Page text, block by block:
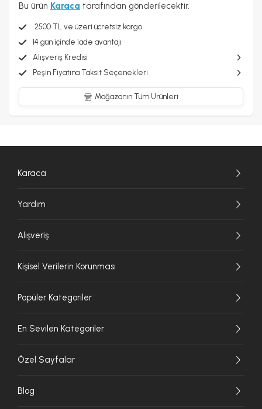
Bu ürün Karaca tarafından gönderilecektir.
2500 TL ve üzeri ücretsiz kargo
14 gün içinde iade avantajı
Alışveriş Kredisi
Peşin Fiyatına Taksit Seçenekleri
Mağazanın Tüm Ürünleri
Karaca
Yardım
Alışveriş
Kişisel Verilerin Korunması
Popüler Kategoriler
En Sevilen Kategoriler
Özel Sayfalar
Blog